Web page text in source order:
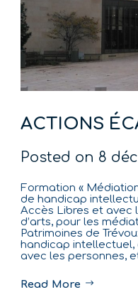
ACTIONS
Posted on 8
Formation «
de handicap
Accès Libres et avec
d’arts, pour les
Patrimoines de
handicap
avec les personnes,
Read More